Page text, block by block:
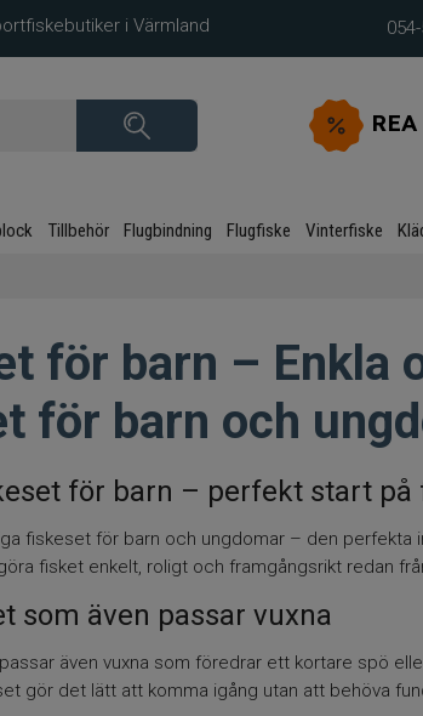
i Värmland
REA
Tillbehör Flugbindning Flugfiske Vinterfiske
för barn – Enkla
för barn och
för barn – perfekt start på
fiskeset för barn och ungdomar – den perfekta
fisket enkelt, roligt och framgångsrikt redan
som även passar vuxna
även vuxna som föredrar ett kortare spö
gör det lätt att komma igång utan att behöva